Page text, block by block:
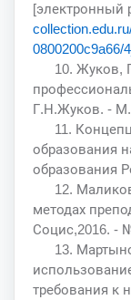
[электронный
0800200c9a66/
10. Жуков,
Г.Н.Жуков. -
11.
образования
образования
12.
методах
Социс,2016. -
13.
требования к